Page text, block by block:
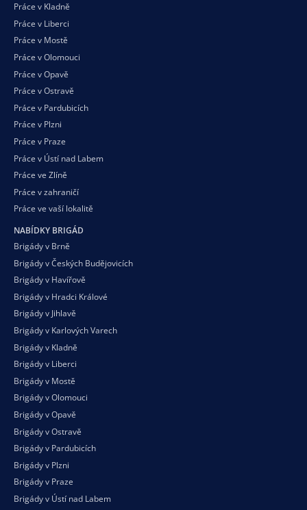
Práce v Kladně
Práce v Liberci
Práce v Mostě
Práce v Olomouci
Práce v Opavě
Práce v Ostravě
Práce v Pardubicích
Práce v Plzni
Práce v Praze
Práce v Ústí nad Labem
Práce ve Zlíně
Práce v zahraničí
Práce ve vaší lokalitě
NABÍDKY BRIGÁD
Brigády v Brně
Brigády v Českých Budějovicích
Brigády v Havířově
Brigády v Hradci Králové
Brigády v Jihlavě
Brigády v Karlových Varech
Brigády v Kladně
Brigády v Liberci
Brigády v Mostě
Brigády v Olomouci
Brigády v Opavě
Brigády v Ostravě
Brigády v Pardubicích
Brigády v Plzni
Brigády v Praze
Brigády v Ústí nad Labem